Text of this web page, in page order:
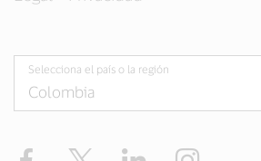
Selecciona el país o la región
Facebook Twitter LinkedIn